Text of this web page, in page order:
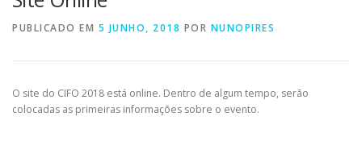
CONTACTOS ESPAÑOL
PUBLICADO EM 5 JUNHO, 2018 POR NUNOPIRES
O site do CIFO 2018 está online. Dentro de algum tempo, serão
colocadas as primeiras informações sobre o evento.